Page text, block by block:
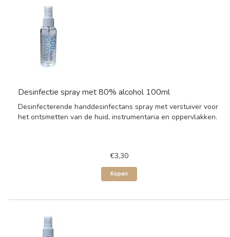
Desinfectie spray met 80% alcohol 100ml
Desinfecterende handdesinfectans spray met verstuiver voor
het ontsmetten van de huid, instrumentaria en oppervlakken.
€3,30
Kopen